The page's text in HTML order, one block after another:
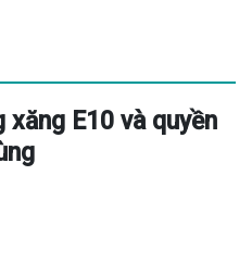
E10 và quyền